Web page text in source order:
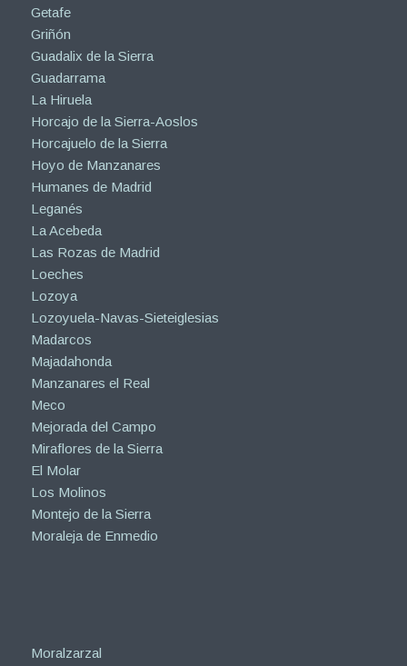
Getafe
Griñón
Guadalix de la Sierra
Guadarrama
La Hiruela
Horcajo de la Sierra-Aoslos
Horcajuelo de la Sierra
Hoyo de Manzanares
Humanes de Madrid
Leganés
La Acebeda
Las Rozas de Madrid
Loeches
Lozoya
Lozoyuela-Navas-Sieteiglesias
Madarcos
Majadahonda
Manzanares el Real
Meco
Mejorada del Campo
Miraflores de la Sierra
El Molar
Los Molinos
Montejo de la Sierra
Moraleja de Enmedio
Moralzarzal